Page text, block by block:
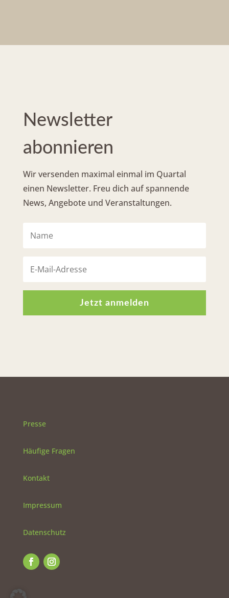
Newsletter
abonnieren
Wir versenden maximal einmal im Quartal
einen Newsletter. Freu dich auf spannende
News, Angebote und Veranstaltungen.
Jetzt anmelden
Presse
Häufige Fragen
Kontakt
Impressum
Datenschutz